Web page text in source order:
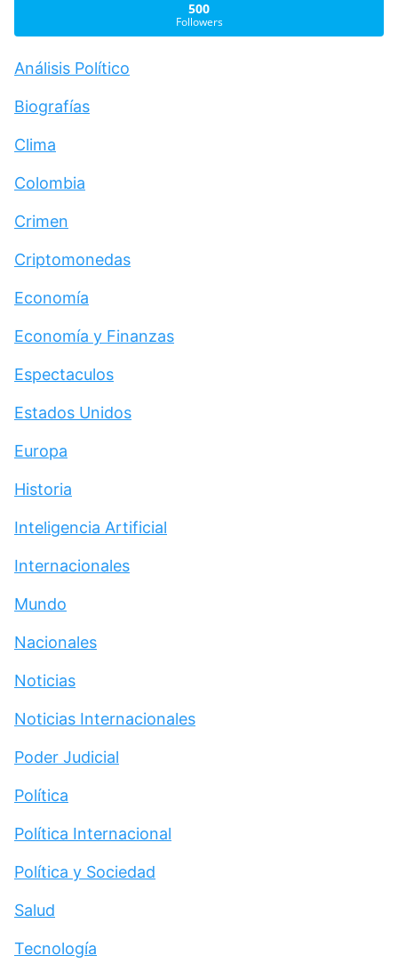
500
Followers
Análisis Político
Biografías
Clima
Colombia
Crimen
Criptomonedas
Economía
Economía y Finanzas
Espectaculos
Estados Unidos
Europa
Historia
Inteligencia Artificial
Internacionales
Mundo
Nacionales
Noticias
Noticias Internacionales
Poder Judicial
Política
Política Internacional
Política y Sociedad
Salud
Tecnología